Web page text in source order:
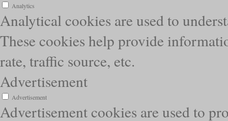
Analytics
Analytical cookies are used to
These cookies help provide
rate, traffic source, etc.
Advertisement
Advertisement
Advertisement cookies are used to